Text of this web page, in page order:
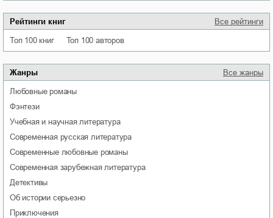
Рейтинги книг Все рейтинги
Топ 100 книг Топ 100 авторов
Жанры Все жанры
любовные романы
фэнтези
учебная и научная литература
современная русская литература
современные любовные романы
современная зарубежная литература
детективы
об истории серьезно
приключения